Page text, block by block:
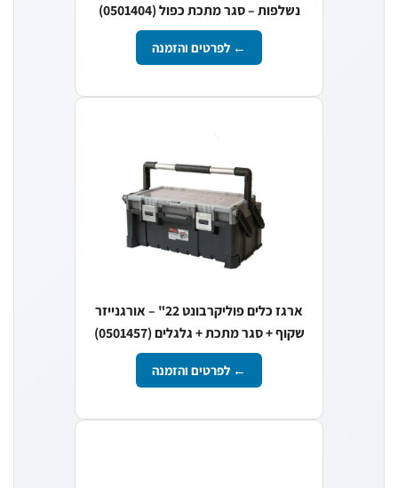
נשלפות – סגר מתכת כפול (0501404)
← לפרטים והזמנה
ארגז כלים פוליקרבונט 22" – אורגנייזר
שקוף + סגר מתכת + גלגלים (0501457)
← לפרטים והזמנה